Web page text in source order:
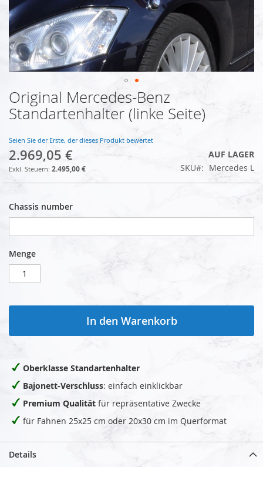
Zum
Anfang
der
springen
Original Mercedes-Benz
Standartenhalter (linke Seite)
Seien Sie der Erste, der dieses Produkt bewertet
2.969,05 €
2.495,00 €
AUF LAGER
SKU
Mercedes L
Chassis number
Menge
In den Warenkorb
Oberklasse Standartenhalter
Bajonett-Verschluss: einfach einklickbar
Premium Qualität für repräsentative Zwecke
für Fahnen 25x25 cm oder 20x30 cm im Querformat
Details